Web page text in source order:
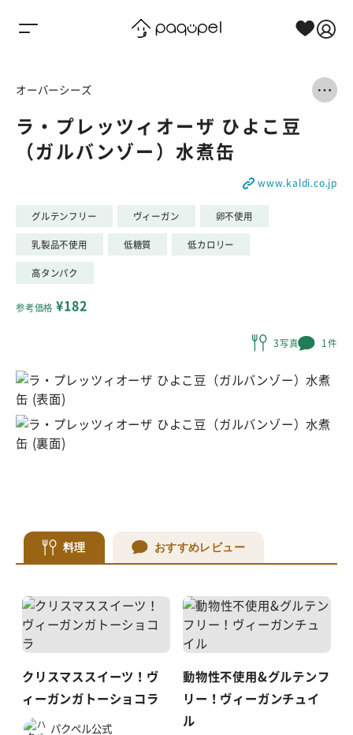
オーバーシーズ
ラ・プレッツィオーザ ひよこ豆
（ガルバンゾー）水煮缶
www.kaldi.co.jp
グルテンフリー ヴィーガン 卵不使用
乳製品不使用 低糖質 低カロリー
高タンパク
参考価格 ¥182
3写真 1件
料理 おすすめレビュー
クリスマススイーツ！ヴ
ィーガンガトーショコラ
パクペル公式
動物性不使用&グルテンフ
リー！ヴィーガンチュイ
ル